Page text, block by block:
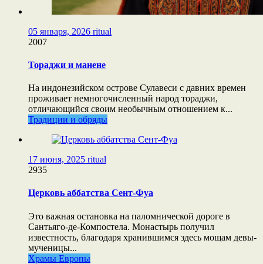
05 января, 2026 ritual
2007
Тораджи и манене
На индонезийском острове Сулавеси с давних времен
проживает немногочисленный народ тораджи,
отличающийся своим необычным отношением к...
Традиции и обряды
17 июня, 2025 ritual
2935
Церковь аббатства Сент-Фуа
Это важная остановка на паломнической дороге в
Сантьяго-де-Компостела. Монастырь получил
известность, благодаря хранившимся здесь мощам девы-
мученицы...
Храмы Европы